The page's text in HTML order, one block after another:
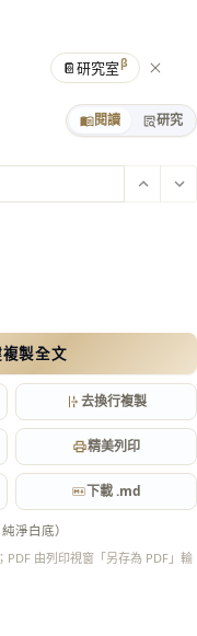
閱讀 研究
製全文
去換行複製
精美列印
下載 .md
淨白底）
由列印視窗「另存為 PDF」輸
📔研究室β